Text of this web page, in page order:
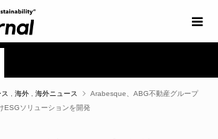
海外 海外ニュース
Arabesque、ABG不動産グループ
ESGソリューションを開発